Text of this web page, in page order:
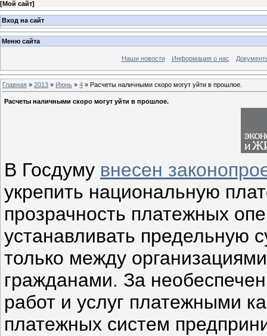
[Мой сайт]
Вход на сайт
Меню сайта
Наши новости Информация о нас
Главная » 2013 » Июнь » 4 » Расчеты наличными скоро могут уйти в прошлое.
Расчеты наличными скоро могут уйти в прошлое.
В Госдуму внесен
укрепить национальную
прозрачность ­платежных
устанавливать предельную
только между
гражданами. За
работ и услуг платежными
платежных систем